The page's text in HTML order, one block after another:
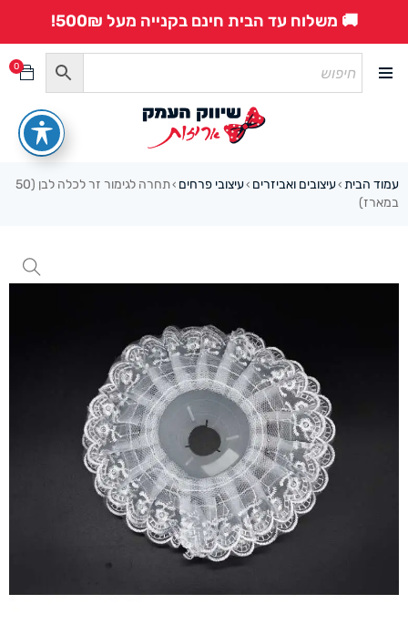
🚚 משלוח עד הבית חינם בקנייה מעל 500₪!
0
עמוד הבית ›עיצובים ואביזרים ›עיצובי פרחים ›
תחרה לגימור זר לכלה לבן (50
במארז)